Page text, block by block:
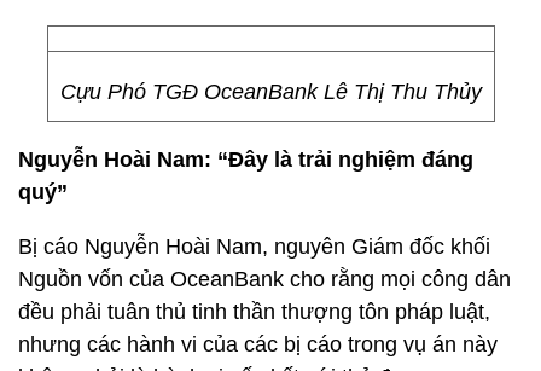
Cựu Phó TGĐ OceanBank Lê Thị Thu Thủy
Nguyễn Hoài Nam: “Đây là trải nghiệm đáng
quý”
Bị cáo Nguyễn Hoài Nam, nguyên Giám đốc khối
Nguồn vốn của OceanBank cho rằng mọi công dân
đều phải tuân thủ tinh thần thượng tôn pháp luật,
nhưng các hành vi của các bị cáo trong vụ án này